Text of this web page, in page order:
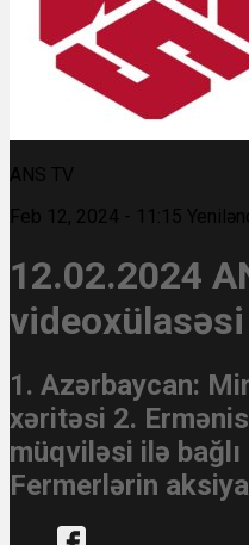
ANS TV
Feb 12, 2024 - 11:15
12.02.2024
1. Azərbaycan:
xəritəsi 2.
müqviləsi ilə bağlı
Fermerlərin